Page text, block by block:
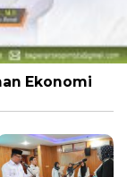
Ekonomi